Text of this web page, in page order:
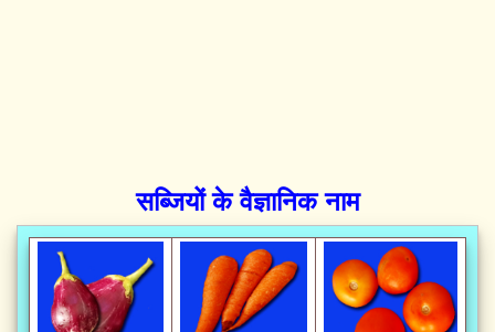
सब्जियों के वैज्ञानिक नाम